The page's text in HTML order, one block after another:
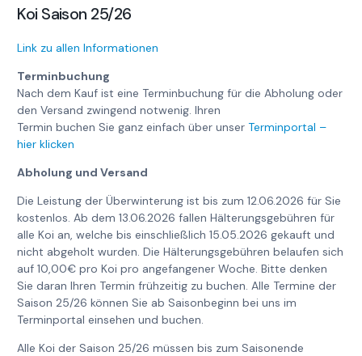
Koi Saison 25/26
Link zu allen Informationen
Terminbuchung
Nach dem Kauf ist eine Terminbuchung für die Abholung oder
den Versand zwingend notwenig. Ihren
Termin buchen Sie ganz einfach über unserTerminportal –
hier klicken
Abholung und Versand
Die Leistung der Überwinterung ist bis zum 12.06.2026 für Sie
kostenlos. Ab dem 13.06.2026 fallen Hälterungsgebühren für
alle Koi an, welche bis einschließlich 15.05.2026 gekauft und
nicht abgeholt wurden. Die Hälterungsgebühren belaufen sich
auf 10,00€ pro Koi pro angefangener Woche. Bitte denken
Sie daran Ihren Termin frühzeitig zu buchen. Alle Termine der
Saison 25/26 können Sie ab Saisonbeginn bei uns im
Terminportal einsehen und buchen.
Alle Koi der Saison 25/26 müssen bis zum Saisonende